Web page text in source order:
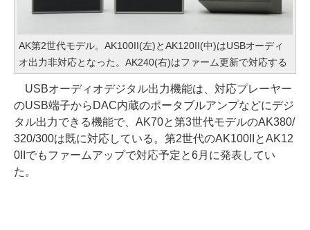
AK第2世代モデル。AK100II(左)とAK120II(中)はUSBオーディ
オ出力非対応となった。AK240(右)はファーム更新で対応する
USBオーディオデジタル出力機能は、対応プレーヤー
のUSB端子からDAC内蔵のポータブルアンプなどにデジ
タル出力できる機能で、AK70と第3世代モデルのAK380/
320/300は既に対応している。第2世代のAK100IIとAK12
0IIでもファームアップで対応予定と6月に発表してい
た。